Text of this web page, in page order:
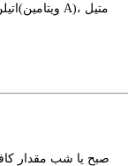
صبح یا شب مقدار